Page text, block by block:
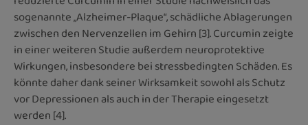
sogenannte „Alzheimer-Plaque“, schädliche Ablagerungen
zwischen den Nervenzellen im Gehirn [3]. Curcumin zeigte
in einer weiteren Studie außerdem neuroprotektive
Wirkungen, insbesondere bei stressbedingten Schäden. Es
könnte daher dank seiner Wirksamkeit sowohl als Schutz
vor Depressionen als auch in der Therapie eingesetzt
werden [4].